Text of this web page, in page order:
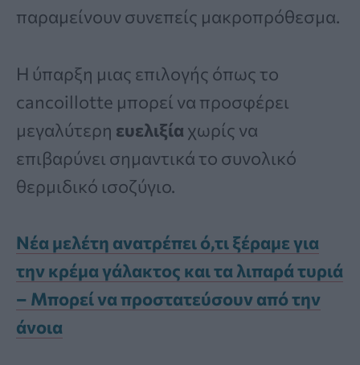
παραμείνουν συνεπείς μακροπρόθεσμα.
Η ύπαρξη μιας επιλογής όπως το
cancoillotte μπορεί να προσφέρει
μεγαλύτερη ευελιξία χωρίς να
επιβαρύνει σημαντικά το συνολικό
θερμιδικό ισοζύγιο.
Νέα μελέτη ανατρέπει ό,τι ξέραμε για
την κρέμα γάλακτος και τα λιπαρά τυριά
– Μπορεί να προστατεύσουν από την
άνοια